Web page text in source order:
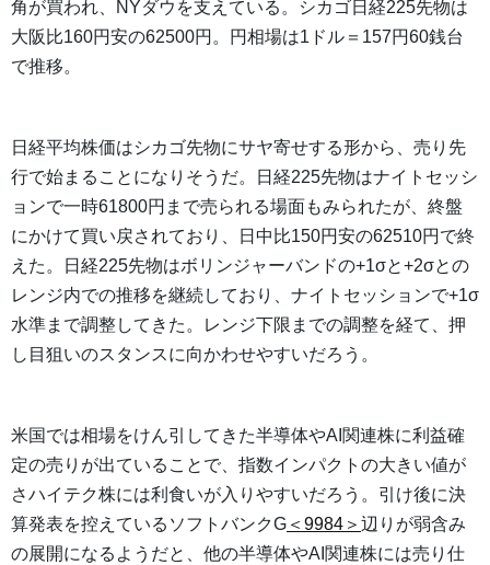
角が買われ、NYダウを支えている。シカゴ日経225先物は
大阪比160円安の62500円。円相場は1ドル＝157円60銭台
で推移。
日経平均株価はシカゴ先物にサヤ寄せする形から、売り先
行で始まることになりそうだ。日経225先物はナイトセッシ
ョンで一時61800円まで売られる場面もみられたが、終盤
にかけて買い戻されており、日中比150円安の62510円で終
えた。日経225先物はボリンジャーバンドの+1σと+2σとの
レンジ内での推移を継続しており、ナイトセッションで+1σ
水準まで調整してきた。レンジ下限までの調整を経て、押
し目狙いのスタンスに向かわせやすいだろう。
米国では相場をけん引してきた半導体やAI関連株に利益確
定の売りが出ていることで、指数インパクトの大きい値が
さハイテク株には利食いが入りやすいだろう。引け後に決
算発表を控えているソフトバンクG ＜9984＞ 辺りが弱含み
の展開になるようだと、他の半導体やAI関連株には売り仕